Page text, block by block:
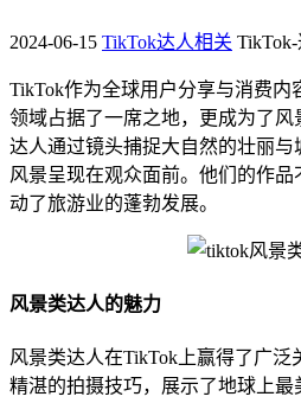
2024-06-15 TikTok达人相关
TikTok作为全球用户分享与消费内
领域占据了一席之地，更成为了
达人通过镜头捕捉大自然的壮丽
风景呈现在观众面前。他们的作
动了旅游业的蓬勃发展。
风景类达人的魅力
风景类达人在TikTok上赢得了广泛
精湛的拍摄技巧，展示了地球上